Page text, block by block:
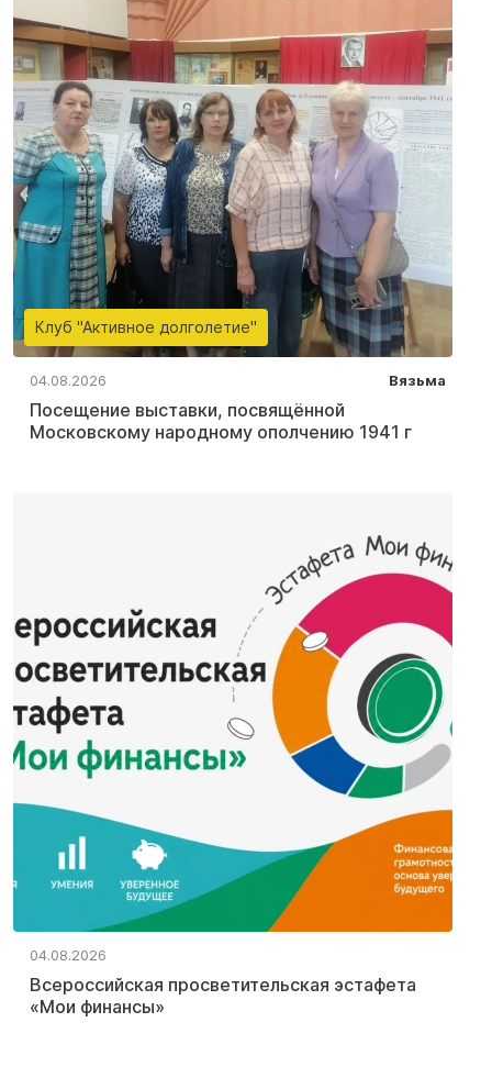
Клуб "Активное долголетие"
04.08.2026 Вязьма
Посещение выставки, посвящённой
Московскому народному ополчению 1941 г
04.08.2026
Всероссийская просветительская эстафета
«Мои финансы»